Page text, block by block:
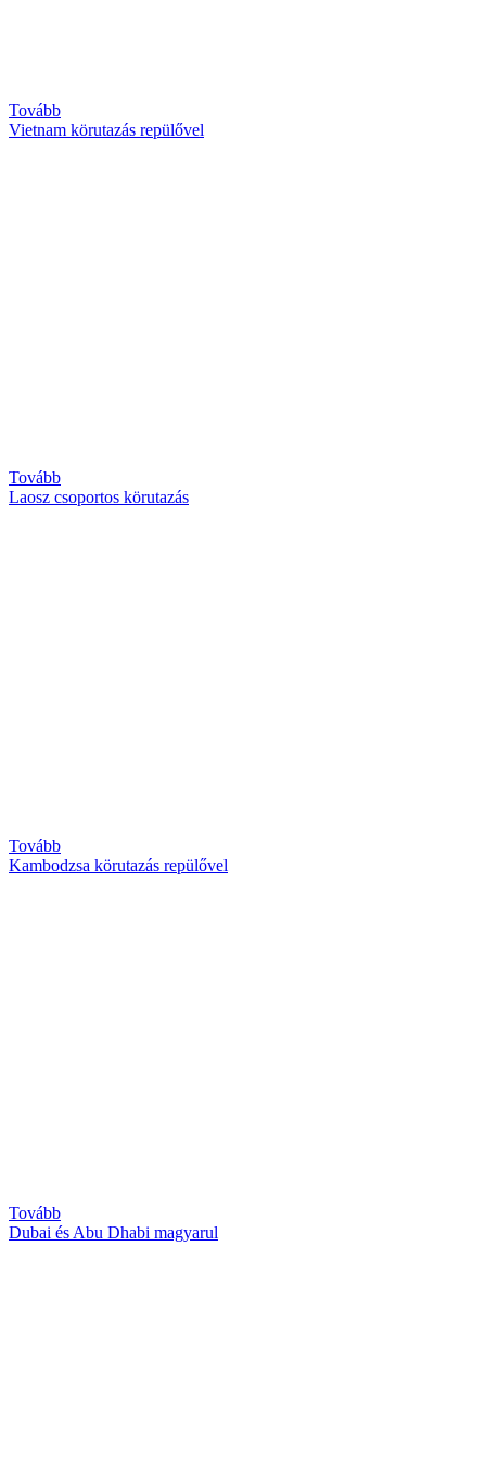
Tovább
Vietnam körutazás repülővel
Tovább
Laosz csoportos körutazás
Tovább
Kambodzsa körutazás repülővel
Tovább
Dubai és Abu Dhabi magyarul